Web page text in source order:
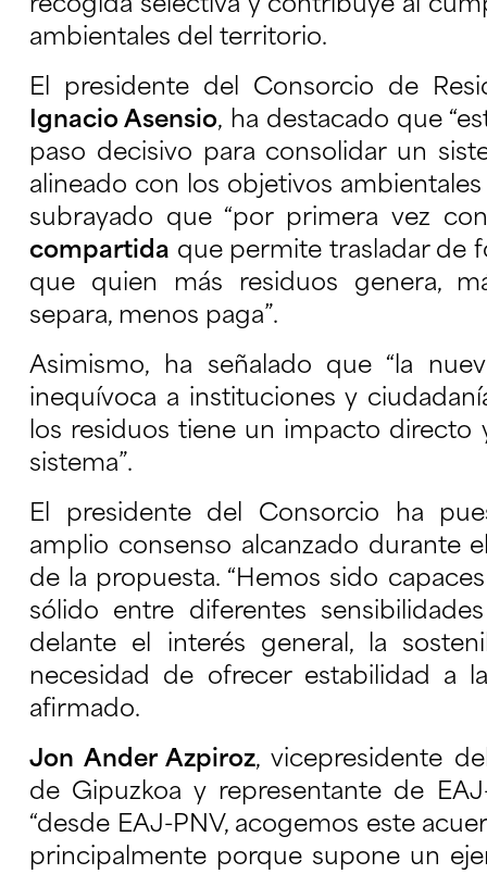
recogida selectiva y contribuye al
ambientales del territorio.
El presidente del Consorcio de
Ignacio Asensio, ha destacado que
paso decisivo para consolidar un
alineado con los objetivos
subrayado que “por primera vez
compartida que permite trasladar de
que quien más residuos genera,
separa, menos paga”.
Asimismo, ha señalado que “la
inequívoca a instituciones y
los residuos tiene un impacto directo
sistema”.
El presidente del Consorcio ha
amplio consenso alcanzado durante
de la propuesta. “Hemos sido
sólido entre diferentes
delante el interés general, la
necesidad de ofrecer estabilidad a
afirmado.
Jon Ander Azpiroz, vicepresidente
de Gipuzkoa y representante de
“desde EAJ-PNV, acogemos este
principalmente porque supone un